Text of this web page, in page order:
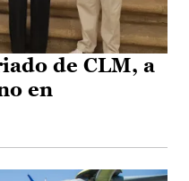
de CLM, a
en